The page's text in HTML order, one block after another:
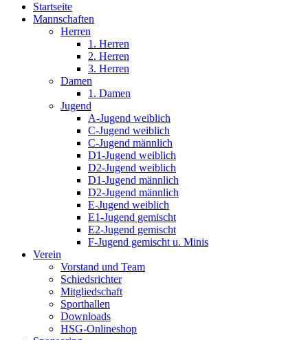
Startseite
Mannschaften
Herren
1. Herren
2. Herren
3. Herren
Damen
1. Damen
Jugend
A-Jugend weiblich
C-Jugend weiblich
C-Jugend männlich
D1-Jugend weiblich
D2-Jugend weiblich
D1-Jugend männlich
D2-Jugend männlich
E-Jugend weiblich
E1-Jugend gemischt
E2-Jugend gemischt
F-Jugend gemischt u. Minis
Verein
Vorstand und Team
Schiedsrichter
Mitgliedschaft
Sporthallen
Downloads
HSG-Onlineshop